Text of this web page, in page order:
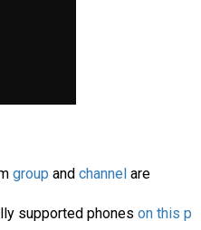
group and channel are
supported phones on this p